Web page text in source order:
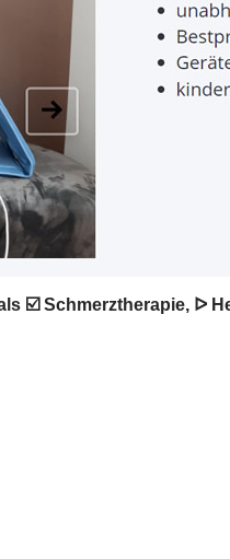
☑️ Schmerztherapie, ᐅ